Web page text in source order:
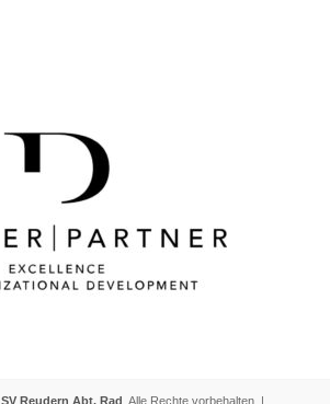
SV Reudern Abt. Rad . Alle Rechte vorbehalten. |